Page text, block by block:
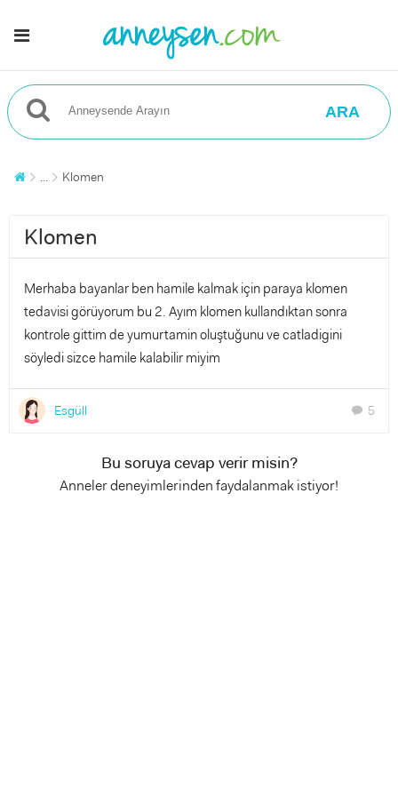
ARA
... Klomen
Klomen
Merhaba bayanlar ben hamile kalmak için paraya klomen
tedavisi görüyorum bu 2. Ayım klomen kullandıktan sonra
kontrole gittim de yumurtamin oluştuğunu ve catladigini
söyledi sizce hamile kalabilir miyim
Esgüll chat 5
Bu soruya cevap verir misin?
Anneler deneyimlerinden faydalanmak istiyor!